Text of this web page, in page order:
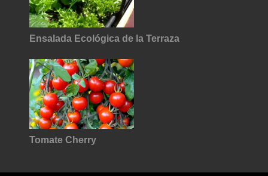
Ensalada Ecológica de la Terraza
Tomate Cherry